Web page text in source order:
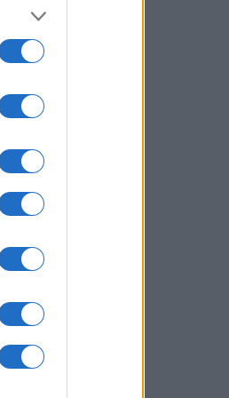
06/08/26 - 22:13
Τζόκερ 3102 (6/8/2026):
είναι οι τυχεροί αριθμοί που
Το Ιρανικό κοινοβούλιο εξετάζει
απαγόρευση διέλευσης
Ορμούζ
06/08/26 - 21:31
Ολοκληρώθηκαν 325
κρίθηκαν 118 κτήρια
08/26 - 21:07
Τουλάχιστον 25 τραυματίες